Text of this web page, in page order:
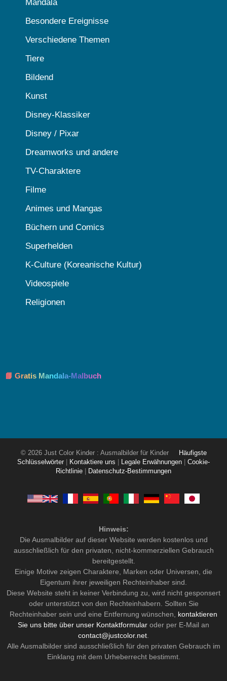
Mandala
Besondere Ereignisse
Verschiedene Themen
Tiere
Bildend
Kunst
Disney-Klassiker
Disney / Pixar
Dreamworks und andere
TV-Charaktere
Filme
Animes und Mangas
Büchern und Comics
Superhelden
K-Culture (Koreanische Kultur)
Videospiele
Religionen
📘 Gratis Mandala-Malbuch
© 2026 Just Color Kinder : Ausmalbilder für Kinder
Häufigste
Schlüsselwörter
Kontaktiere uns Legale Erwähnungen
Cookie-
Richtlinie
Datenschutz-Bestimmungen
Hinweis:
Die Ausmalbilder auf dieser Website werden kostenlos und
ausschließlich für den privaten, nicht-kommerziellen Gebrauch
bereitgestellt.
Einige Motive zeigen Charaktere, Marken oder Universen, die
Eigentum ihrer jeweiligen Rechteinhaber sind.
Diese Website steht in keiner Verbindung zu, wird nicht gesponsert
oder unterstützt von den Rechteinhabern. Sollten Sie
Rechteinhaber sein und eine Entfernung wünschen, kontaktieren
Sie uns bitte über unser Kontaktformular oder per E-Mail an
contact@justcolor.net
Alle Ausmalbilder sind ausschließlich für den privaten Gebrauch im
Einklang mit dem Urheberrecht bestimmt.